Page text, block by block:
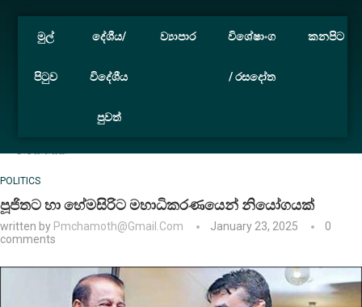
මුල්
පිටුව
දේශීය/
විදේශීය
පුවත්
ව්‍යාපාර විශේෂාංග
/ රසදෝත
කනපිට
නියෝගයක්
POLITICS
පූජිතට හා හේමසිරිට මහාධිකරණයෙන් නියෝගයක්
written by Pmchamoth@gmail.com January 23, 2025
0
comments